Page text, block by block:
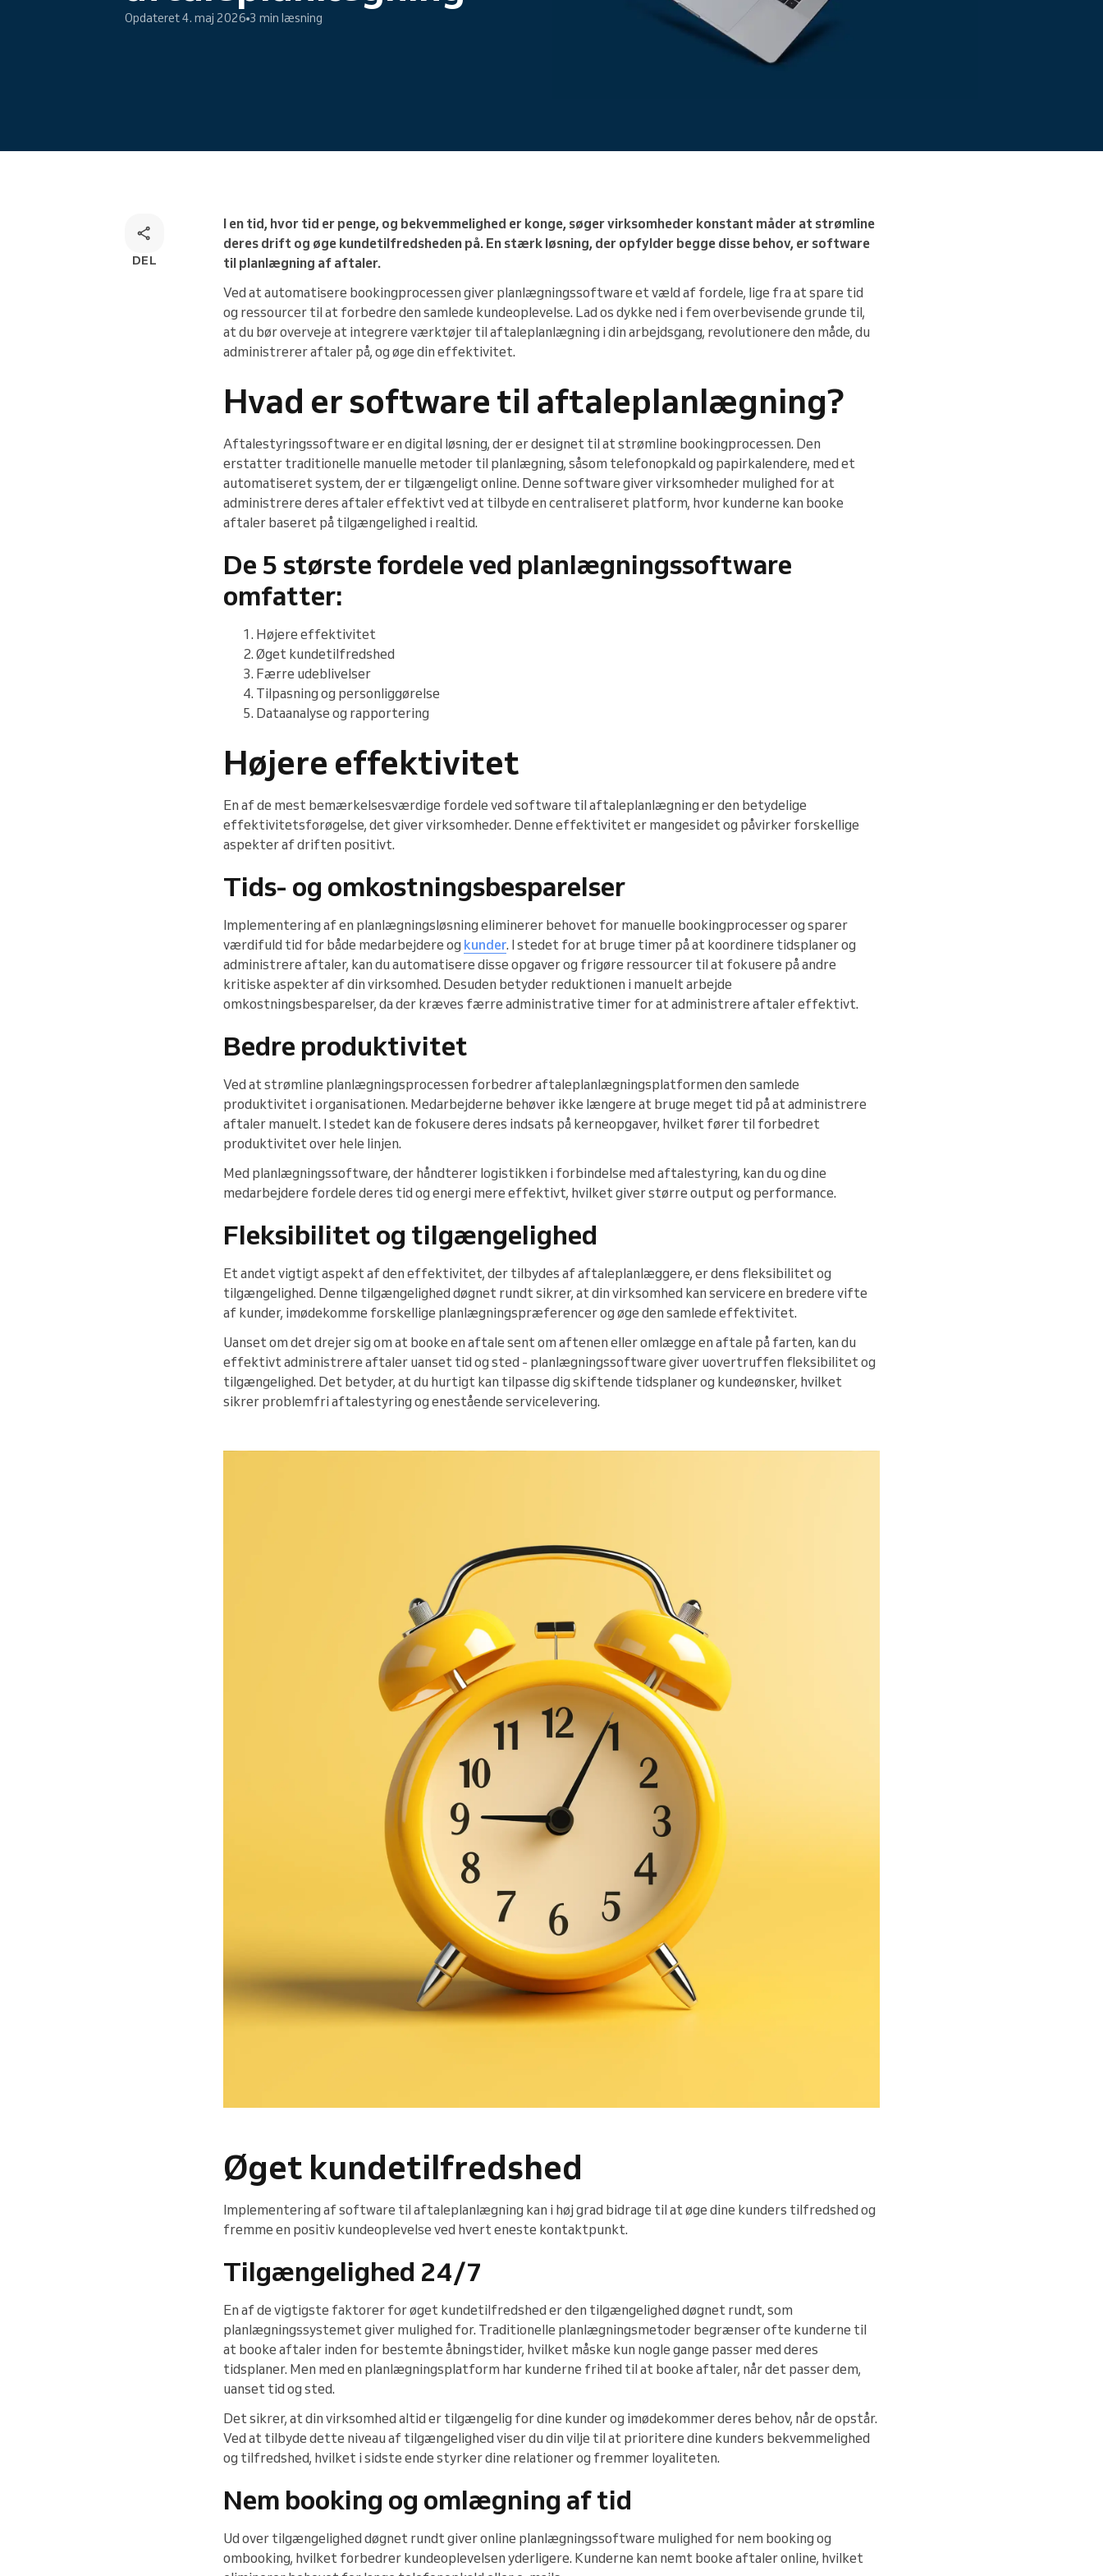
Omnichannel-bookingløsning
Opdateret 4. maj 2026 3 min læsning
DEL
I en tid, hvor tid er penge, og bekvemmelighed er konge, søger virksomheder konstant måder at strømline
deres drift og øge kundetilfredsheden på. En stærk løsning, der opfylder begge disse behov, er software
til planlægning af aftaler.
Ved at automatisere bookingprocessen giver planlægningssoftware et væld af fordele, lige fra at spare tid
og ressourcer til at forbedre den samlede kundeoplevelse. Lad os dykke ned i fem overbevisende grunde til,
at du bør overveje at integrere værktøjer til aftaleplanlægning i din arbejdsgang, revolutionere den måde, du
administrerer aftaler på, og øge din effektivitet.
Hvad er software til aftaleplanlægning?
Aftalestyringssoftware er en digital løsning, der er designet til at strømline bookingprocessen. Den
erstatter traditionelle manuelle metoder til planlægning, såsom telefonopkald og papirkalendere, med et
automatiseret system, der er tilgængeligt online. Denne software giver virksomheder mulighed for at
administrere deres aftaler effektivt ved at tilbyde en centraliseret platform, hvor kunderne kan booke
aftaler baseret på tilgængelighed i realtid.
De 5 største fordele ved planlægningssoftware
omfatter:
Højere effektivitet
Øget kundetilfredshed
Færre udeblivelser
Tilpasning og personliggørelse
Dataanalyse og rapportering
Højere effektivitet
En af de mest bemærkelsesværdige fordele ved software til aftaleplanlægning er den betydelige
effektivitetsforøgelse, det giver virksomheder. Denne effektivitet er mangesidet og påvirker forskellige
aspekter af driften positivt.
Tids- og omkostningsbesparelser
Implementering af en planlægningsløsning eliminerer behovet for manuelle bookingprocesser og sparer
værdifuld tid for både medarbejdere og kunder. I stedet for at bruge timer på at koordinere tidsplaner og
administrere aftaler, kan du automatisere disse opgaver og frigøre ressourcer til at fokusere på andre
kritiske aspekter af din virksomhed. Desuden betyder reduktionen i manuelt arbejde
omkostningsbesparelser, da der kræves færre administrative timer for at administrere aftaler effektivt.
Bedre produktivitet
Ved at strømline planlægningsprocessen forbedrer aftaleplanlægningsplatformen den samlede
produktivitet i organisationen. Medarbejderne behøver ikke længere at bruge meget tid på at administrere
aftaler manuelt. I stedet kan de fokusere deres indsats på kerneopgaver, hvilket fører til forbedret
produktivitet over hele linjen.
Med planlægningssoftware, der håndterer logistikken i forbindelse med aftalestyring, kan du og dine
medarbejdere fordele deres tid og energi mere effektivt, hvilket giver større output og performance.
Fleksibilitet og tilgængelighed
Et andet vigtigt aspekt af den effektivitet, der tilbydes af aftaleplanlæggere, er dens fleksibilitet og
tilgængelighed. Denne tilgængelighed døgnet rundt sikrer, at din virksomhed kan servicere en bredere vifte
af kunder, imødekomme forskellige planlægningspræferencer og øge den samlede effektivitet.
Uanset om det drejer sig om at booke en aftale sent om aftenen eller omlægge en aftale på farten, kan du
effektivt administrere aftaler uanset tid og sted - planlægningssoftware giver uovertruffen fleksibilitet og
tilgængelighed. Det betyder, at du hurtigt kan tilpasse dig skiftende tidsplaner og kundeønsker, hvilket
sikrer problemfri aftalestyring og enestående servicelevering.
Øget kundetilfredshed
Implementering af software til aftaleplanlægning kan i høj grad bidrage til at øge dine kunders tilfredshed og
fremme en positiv kundeoplevelse ved hvert eneste kontaktpunkt.
Tilgængelighed 24/7
En af de vigtigste faktorer for øget kundetilfredshed er den tilgængelighed døgnet rundt, som
planlægningssystemet giver mulighed for. Traditionelle planlægningsmetoder begrænser ofte kunderne til
at booke aftaler inden for bestemte åbningstider, hvilket måske kun nogle gange passer med deres
tidsplaner. Men med en planlægningsplatform har kunderne frihed til at booke aftaler, når det passer dem,
uanset tid og sted.
Det sikrer, at din virksomhed altid er tilgængelig for dine kunder og imødekommer deres behov, når de opstår.
Ved at tilbyde dette niveau af tilgængelighed viser du din vilje til at prioritere dine kunders bekvemmelighed
og tilfredshed, hvilket i sidste ende styrker dine relationer og fremmer loyaliteten.
Nem booking og omlægning af tid
Ud over tilgængelighed døgnet rundt giver online planlægningssoftware mulighed for nem booking og
ombooking, hvilket forbedrer kundeoplevelsen yderligere. Kunderne kan nemt booke aftaler online, hvilket